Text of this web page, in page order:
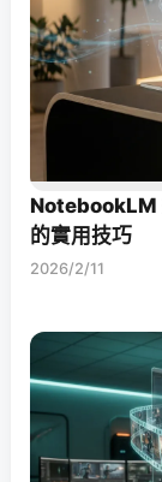
NotebookLM
的實用技巧
2026/2/11